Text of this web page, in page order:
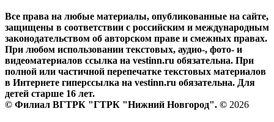
Все права на любые материалы, опубликованные на сайте,
защищены в соответствии с российским и международным
законодательством об авторском праве и смежных правах.
При любом использовании текстовых, аудио-, фото- и
видеоматериалов ссылка на vestinn.ru обязательна. При
полной или частичной перепечатке текстовых материалов
в Интернете гиперссылка на vestinn.ru обязательна. Для
детей старше 16 лет.
© Филиал ВГТРК "ГТРК "Нижний Новгород". © 2026